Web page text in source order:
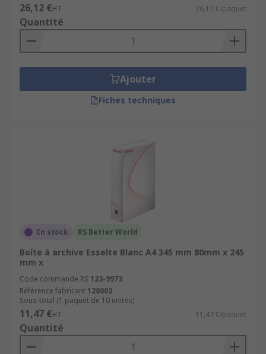
26,12 €HT 26,12 €/paquet
Quantité
Ajouter
Fiches techniques
En stock RS Better World
Boîte à archive Esselte Blanc A4 345 mm 80mm x 245
mm x
Code commande RS 123-9973
Référence fabricant 128003
Sous-total (1 paquet de 10 unités)
11,47 €HT 11,47 €/paquet
Quantité